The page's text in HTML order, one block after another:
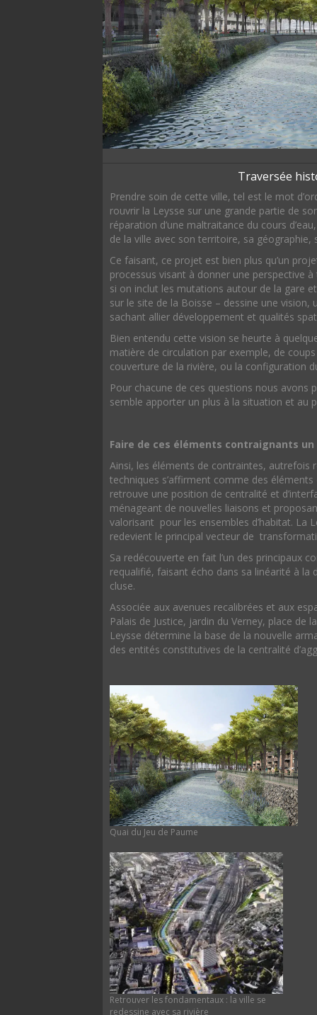
Traversée
Prendre soin de cette ville, tel est le mot
rouvrir la Leysse sur une grande partie de
réparation d’une maltraitance du cours
de la ville avec son territoire, sa géographie,
Ce faisant, ce projet est bien plus qu’un
processus visant à donner une perspective
si on inclut les mutations autour de la gare
sur le site de la Boisse – dessine une vision,
sachant allier développement et qualités
Bien entendu cette vision se heurte à
matière de circulation par exemple, de
couverture de la rivière, ou la configuration
Pour chacune de ces questions nous avons
semble apporter un plus à la situation et au
Faire de ces éléments contraignants
Ainsi, les éléments de contraintes, autrefois
techniques s’affirment comme des
retrouve une position de centralité et
ménageant de nouvelles liaisons et
valorisant pour les ensembles d’habitat. La
redevient le principal vecteur de
Sa redécouverte en fait l’un des principaux
requalifié, faisant écho dans sa linéarité à la
cluse.
Associée aux avenues recalibrées et aux
Palais de Justice, jardin du Verney, place de
Leysse détermine la base de la nouvelle
des entités constitutives de la centralité
Quai du Jeu de Paume
Retrouver les fondamentaux : la ville se
redessine avec sa rivière